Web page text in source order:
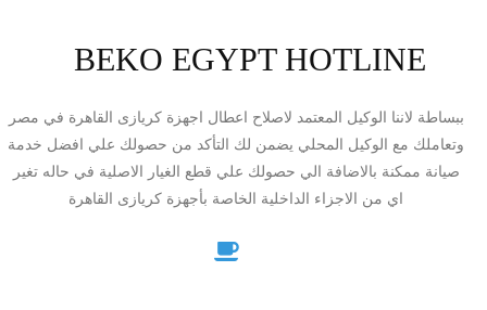
BEKO EGYPT HOTLINE
ببساطة لاننا الوكيل المعتمد لاصلاح اعطال اجهزة كريازى القاهرة في مصر
وتعاملك مع الوكيل المحلي يضمن لك التأكد من حصولك علي افضل خدمة
صيانة ممكنة بالاضافة الي حصولك علي قطع الغيار الاصلية في حاله تغير
اي من الاجزاء الداخلية الخاصة بأجهزة كريازى القاهرة